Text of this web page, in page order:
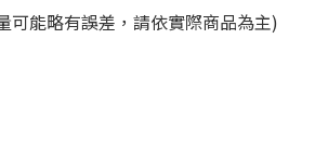
可能略有誤差，請依實際商品為主)